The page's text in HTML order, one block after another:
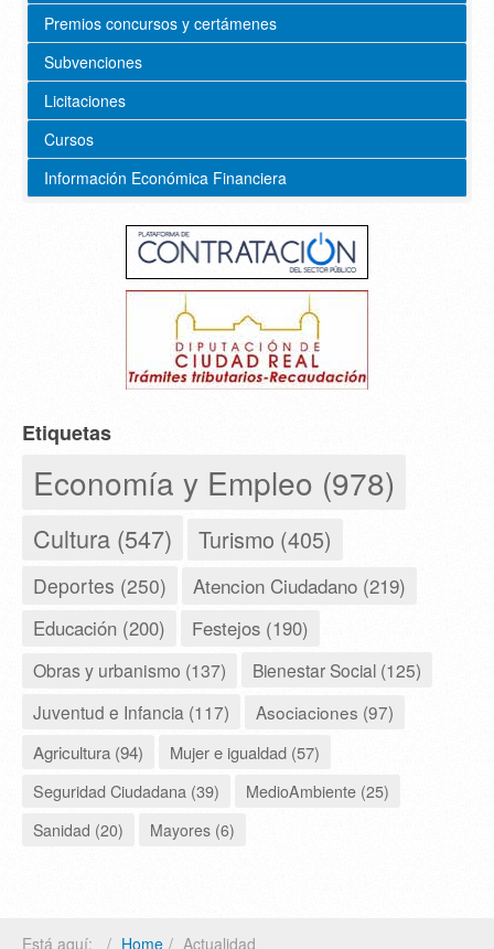
Premios concursos y certámenes
Subvenciones
Licitaciones
Cursos
Información Económica Financiera
Etiquetas
Economía y Empleo (978)
Cultura (547) Turismo (405)
Deportes (250) Atencion Ciudadano (219)
Educación (200) Festejos (190)
Obras y urbanismo (137)
Bienestar Social (125)
Juventud e Infancia (117)
Asociaciones (97)
Agricultura (94)
Mujer e igualdad (57)
Seguridad Ciudadana (39)
MedioAmbiente (25)
Sanidad (20)
Mayores (6)
Está aquí: Home Actualidad